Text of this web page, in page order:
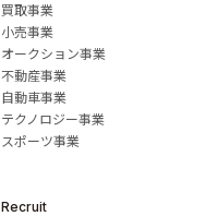
買取事業
小売事業
オークション事業
不動産事業
自動車事業
テクノロジー事業
スポーツ事業
Recruit